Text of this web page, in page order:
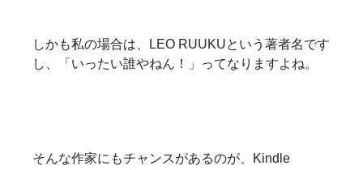
しかも私の場合は、LEO RUUKUという著者名です
し、「いったい誰やねん！」ってなりますよね。
そんな作家にもチャンスがあるのが、Kindle